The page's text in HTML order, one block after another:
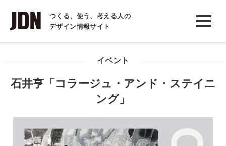
つくる、使う、考える人の
デザイン情報サイト
INTERVIEW
インタビュー
イベント
石井亨「コラージュ・アンド・ステイニ
ング」